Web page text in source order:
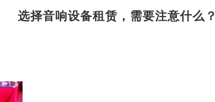
选择音响设备租赁，需要注意什么？